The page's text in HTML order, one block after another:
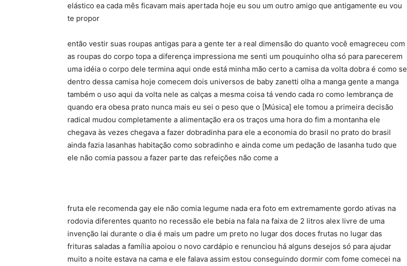
elástico ea cada mês ficavam mais apertada hoje eu sou um outro amigo que antigamente eu vou
te propor
então vestir suas roupas antigas para a gente ter a real dimensão do quanto você emagreceu com
as roupas do corpo topa a diferença impressiona me senti um pouquinho olha só para parecerem
uma idéia o corpo dele termina aqui onde está minha mão certo a camisa da volta dobra é como se
dentro dessa camisa hoje comecem dois universos de baby zanetti olha a manga gente a manga
também o uso aqui da volta nele as calças a mesma coisa tá vendo cada ro como lembrança de
quando era obesa prato nunca mais eu sei o peso que o [Música] ele tomou a primeira decisão
radical mudou completamente a alimentação era os traços uma hora do fim a montanha ele
chegava às vezes chegava a fazer dobradinha para ele a economia do brasil no prato do brasil
ainda fazia lasanhas habitação como sobradinho e ainda come um pedação de lasanha tudo que
ele não comia passou a fazer parte das refeições não come a
fruta ele recomenda gay ele não comia legume nada era foto em extremamente gordo ativas na
rodovia diferentes quanto no recessão ele bebia na fala na faixa de 2 litros alex livre de uma
invenção lai durante o dia é mais um padre um preto no lugar dos doces frutas no lugar das
frituras saladas a família apoiou o novo cardápio e renunciou há alguns desejos só para ajudar
muito a noite estava na cama e ele falava assim estou conseguindo dormir com fome comecei na